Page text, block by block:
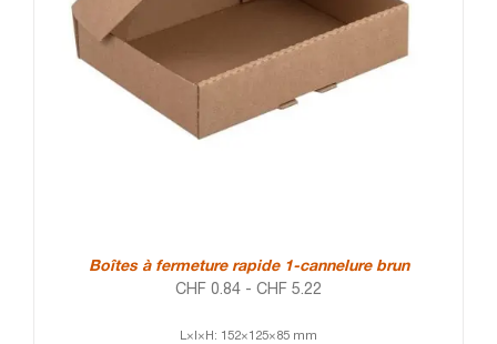
Boîtes à fermeture rapide 1-cannelure brun
CHF 0.84 - CHF 5.22
L×l×H: 152×125×85 mm